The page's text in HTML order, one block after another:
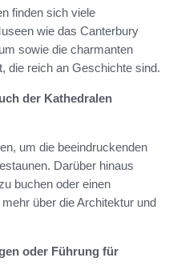
finden sich viele
wie das Canterbury
sowie die charmanten
die reich an Geschichte sind.
der Kathedralen
um die beeindruckenden
Darüber hinaus
buchen oder einen
über die Architektur und
oder Führung für